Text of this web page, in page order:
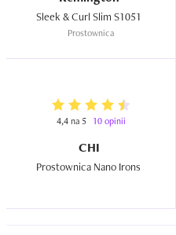
Prostownica
4,4 na 5 10 opinii
CHI